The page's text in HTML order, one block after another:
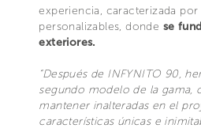
experiencia, caracterizada
personalizables, donde se
exteriores.
“Después de INFYNITO 90,
segundo modelo de la gama,
mantener inalteradas en el
características únicas e